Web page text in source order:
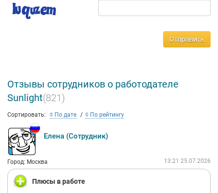
Отправить
Отзывы сотрудников о работодателе
Sunlight(821)
Сортировать: По дате По рейтингу
Елена (Сотрудник)
Город: Москва 13:21 25.07.2026
Плюсы в работе